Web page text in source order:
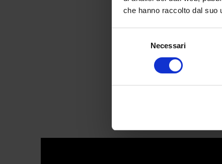
che hanno raccolto dal suo
Necessari